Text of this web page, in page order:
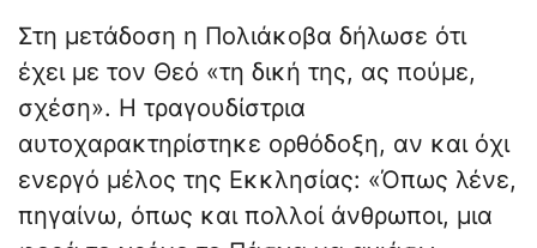
Στη μετάδοση η Πολιάκοβα δήλωσε ότι
έχει με τον Θεό «τη δική της, ας πούμε,
σχέση». Η τραγουδίστρια
αυτοχαρακτηρίστηκε ορθόδοξη, αν και όχι
ενεργό μέλος της Εκκλησίας: «Όπως λένε,
πηγαίνω, όπως και πολλοί άνθρωποι, μια